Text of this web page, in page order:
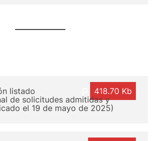
418.70 Kb
listado
de solicitudes admitidas y
el 19 de mayo de 2025)